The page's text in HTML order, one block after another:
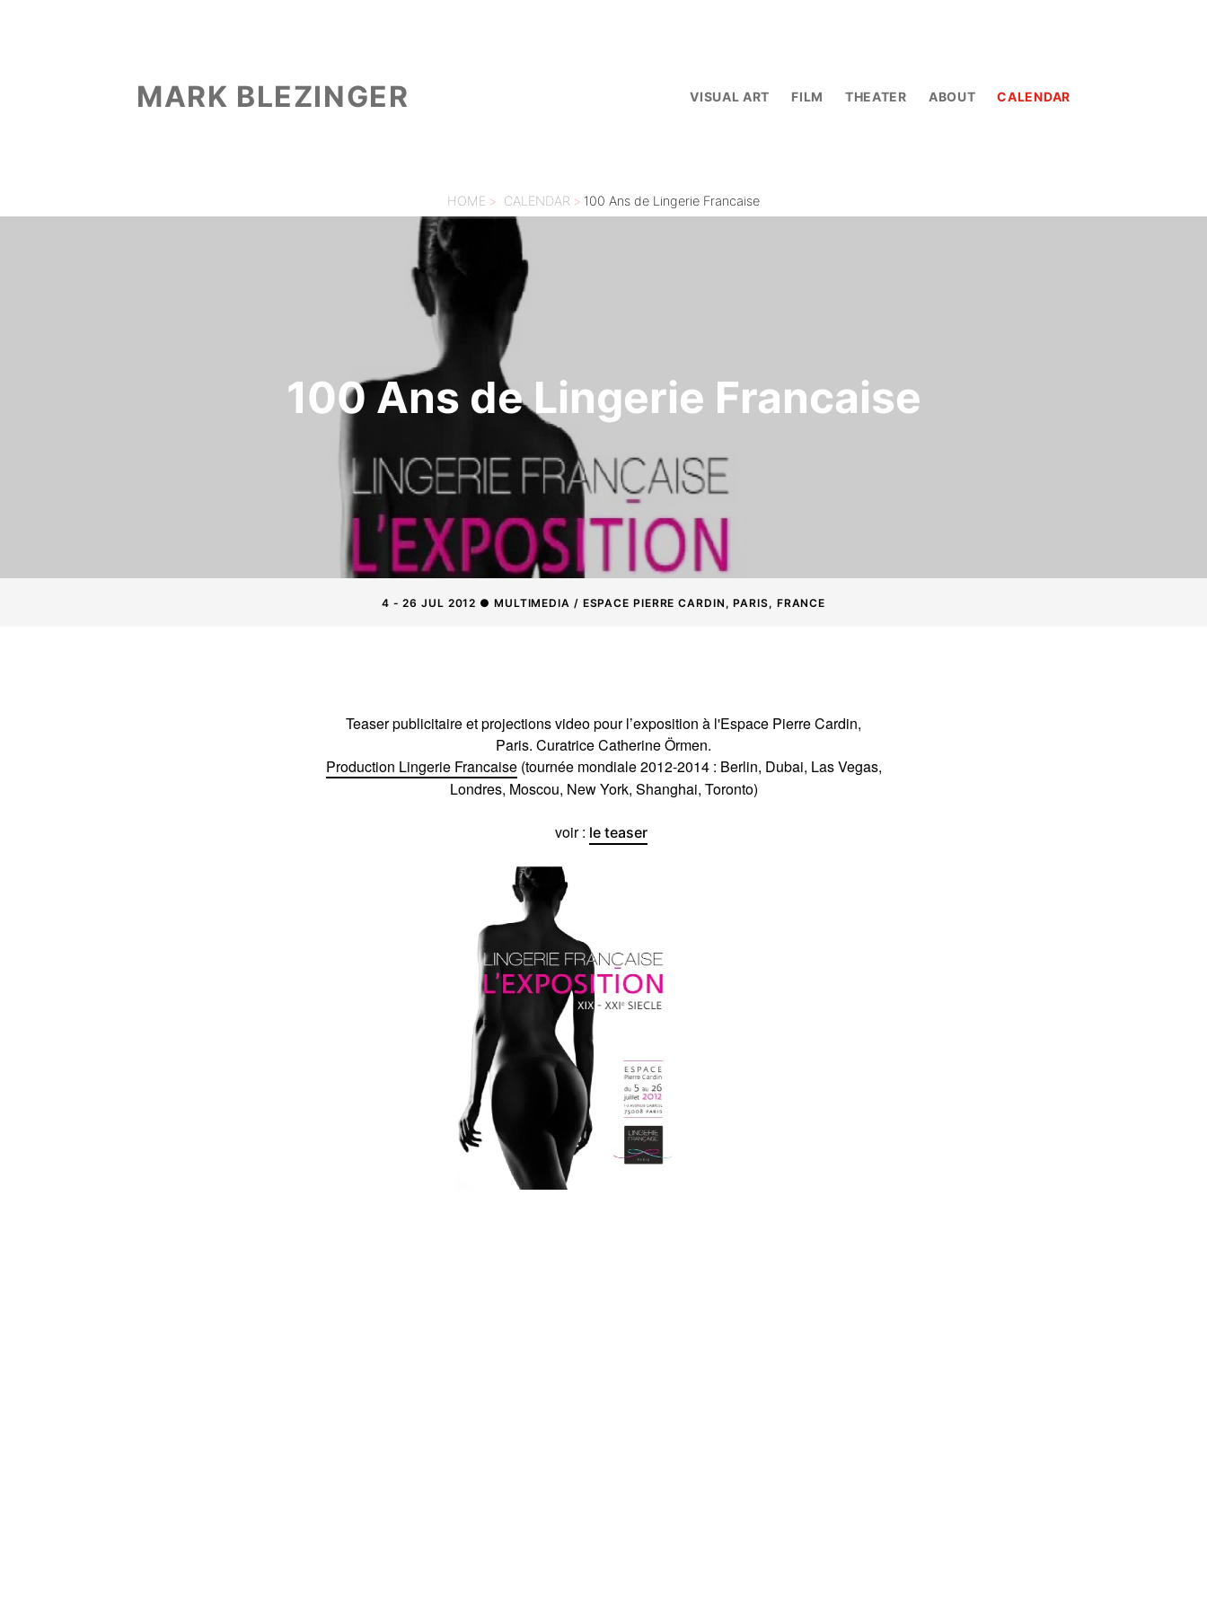
MARK BLEZINGER VISUAL ART FILM THEATER ABOUT CALENDAR
HOME > CALENDAR > 100 Ans de Lingerie Francaise
100 Ans de Lingerie Francaise
4 - 26 JUL 2012 ● MULTIMEDIA / ESPACE PIERRE CARDIN, PARIS, FRANCE
Teaser publicitaire et projections video pour l’exposition à l'Espace Pierre Cardin,
Paris. Curatrice Catherine Örmen.
Production Lingerie Francaise(tournée mondiale 2012-2014 : Berlin, Dubai, Las Vegas,
Londres, Moscou, New York, Shanghai, Toronto)
voir : le teaser